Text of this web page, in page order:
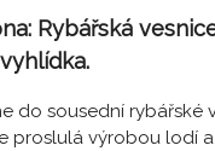
Rybářská
do sousední rybářské
proslulá výrobou lodí a